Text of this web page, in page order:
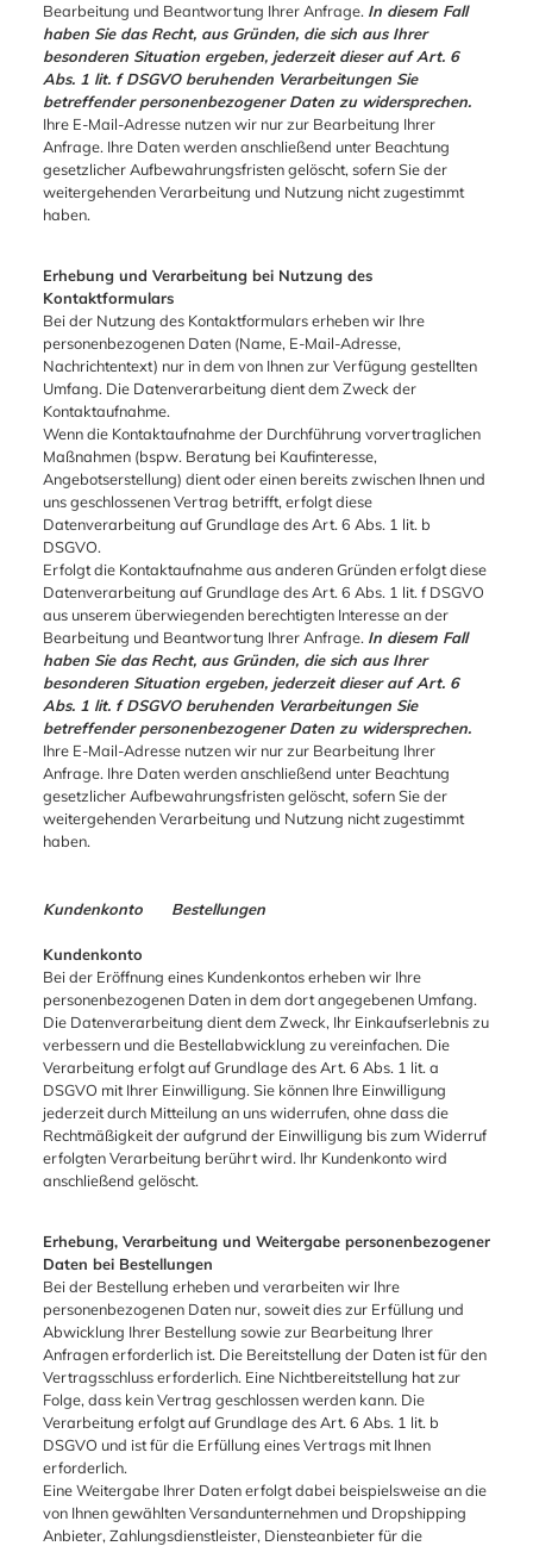
Bearbeitung und Beantwortung Ihrer Anfrage. In diesem Fall
haben Sie das Recht, aus Gründen, die sich aus Ihrer
besonderen Situation ergeben, jederzeit dieser auf Art. 6
Abs. 1 lit. f DSGVO beruhenden Verarbeitungen Sie
betreffender personenbezogener Daten zu widersprechen.
Ihre E-Mail-Adresse nutzen wir nur zur Bearbeitung Ihrer
Anfrage. Ihre Daten werden anschließend unter Beachtung
gesetzlicher Aufbewahrungsfristen gelöscht, sofern Sie der
weitergehenden Verarbeitung und Nutzung nicht zugestimmt
haben.
Erhebung und Verarbeitung bei Nutzung des
Kontaktformulars
Bei der Nutzung des Kontaktformulars erheben wir Ihre
personenbezogenen Daten (Name, E-Mail-Adresse,
Nachrichtentext) nur in dem von Ihnen zur Verfügung gestellten
Umfang. Die Datenverarbeitung dient dem Zweck der
Kontaktaufnahme.
Wenn die Kontaktaufnahme der Durchführung vorvertraglichen
Maßnahmen (bspw. Beratung bei Kaufinteresse,
Angebotserstellung) dient oder einen bereits zwischen Ihnen und
uns geschlossenen Vertrag betrifft, erfolgt diese
Datenverarbeitung auf Grundlage des Art. 6 Abs. 1 lit. b
DSGVO.
Erfolgt die Kontaktaufnahme aus anderen Gründen erfolgt diese
Datenverarbeitung auf Grundlage des Art. 6 Abs. 1 lit. f DSGVO
aus unserem überwiegenden berechtigten Interesse an der
Bearbeitung und Beantwortung Ihrer Anfrage. In diesem Fall
haben Sie das Recht, aus Gründen, die sich aus Ihrer
besonderen Situation ergeben, jederzeit dieser auf Art. 6
Abs. 1 lit. f DSGVO beruhenden Verarbeitungen Sie
betreffender personenbezogener Daten zu widersprechen.
Ihre E-Mail-Adresse nutzen wir nur zur Bearbeitung Ihrer
Anfrage. Ihre Daten werden anschließend unter Beachtung
gesetzlicher Aufbewahrungsfristen gelöscht, sofern Sie der
weitergehenden Verarbeitung und Nutzung nicht zugestimmt
haben.
Kundenkonto Bestellungen
Kundenkonto
Bei der Eröffnung eines Kundenkontos erheben wir Ihre
personenbezogenen Daten in dem dort angegebenen Umfang.
Die Datenverarbeitung dient dem Zweck, Ihr Einkaufserlebnis zu
verbessern und die Bestellabwicklung zu vereinfachen. Die
Verarbeitung erfolgt auf Grundlage des Art. 6 Abs. 1 lit. a
DSGVO mit Ihrer Einwilligung. Sie können Ihre Einwilligung
jederzeit durch Mitteilung an uns widerrufen, ohne dass die
Rechtmäßigkeit der aufgrund der Einwilligung bis zum Widerruf
erfolgten Verarbeitung berührt wird. Ihr Kundenkonto wird
anschließend gelöscht.
Erhebung, Verarbeitung und Weitergabe personenbezogener
Daten bei Bestellungen
Bei der Bestellung erheben und verarbeiten wir Ihre
personenbezogenen Daten nur, soweit dies zur Erfüllung und
Abwicklung Ihrer Bestellung sowie zur Bearbeitung Ihrer
Anfragen erforderlich ist. Die Bereitstellung der Daten ist für den
Vertragsschluss erforderlich. Eine Nichtbereitstellung hat zur
Folge, dass kein Vertrag geschlossen werden kann. Die
Verarbeitung erfolgt auf Grundlage des Art. 6 Abs. 1 lit. b
DSGVO und ist für die Erfüllung eines Vertrags mit Ihnen
erforderlich.
Eine Weitergabe Ihrer Daten erfolgt dabei beispielsweise an die
von Ihnen gewählten Versandunternehmen und Dropshipping
Anbieter, Zahlungsdienstleister, Diensteanbieter für die